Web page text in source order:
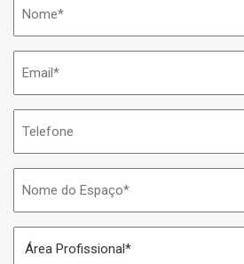
do
Espaço
Profissional